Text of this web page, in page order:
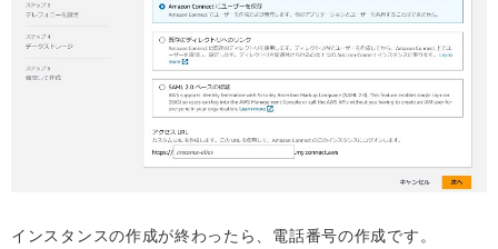
インスタンスの作成が終わったら、電話番号の作成です。